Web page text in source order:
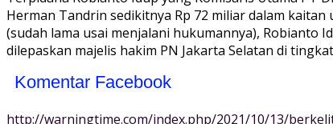
Herman Tandrin sedikitnya Rp 72 miliar dalam
(sudah lama usai menjalani hukumannya), Robianto
dilepaskan majelis hakim PN Jakarta Selatan di
Komentar Facebook
http://warningtime.com/index.php/2021/10/13/